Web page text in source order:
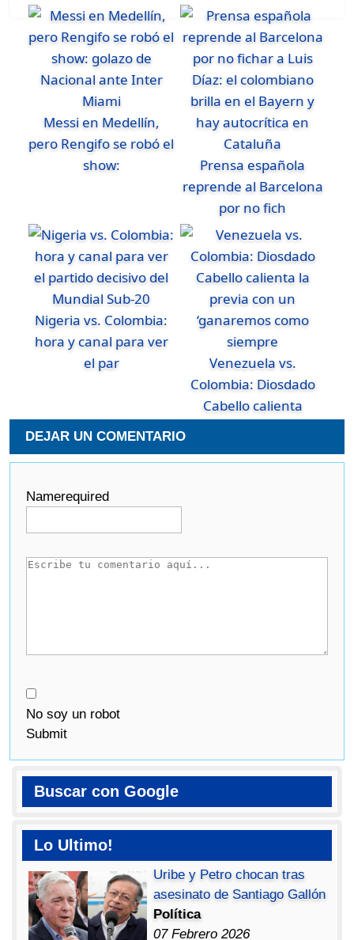
Messi en Medellín,
pero Rengifo se robó el
show:
Prensa española
reprende al Barcelona
por no fich
Nigeria vs. Colombia:
hora y canal para ver
el par
Venezuela vs.
Colombia: Diosdado
Cabello calienta
DEJAR UN COMENTARIO
Namerequired
No soy un robot
Submit
Buscar con Google
Lo Ultimo!
Uribe y Petro chocan tras
asesinato de Santiago Gallón
Política
07 Febrero 2026